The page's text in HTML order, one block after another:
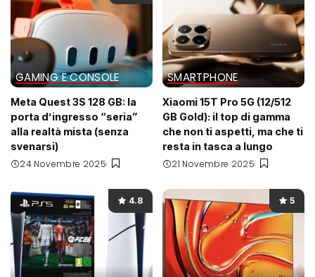
GAMING E CONSOLE
Meta Quest 3S 128 GB: la
porta d’ingresso “seria”
alla realtà mista (senza
svenarsi)
24 Novembre 2025
SMARTPHONE
Xiaomi 15T Pro 5G (12/512
GB Gold): il top di gamma
che non ti aspetti, ma che ti
resta in tasca a lungo
21 Novembre 2025
4.8 5